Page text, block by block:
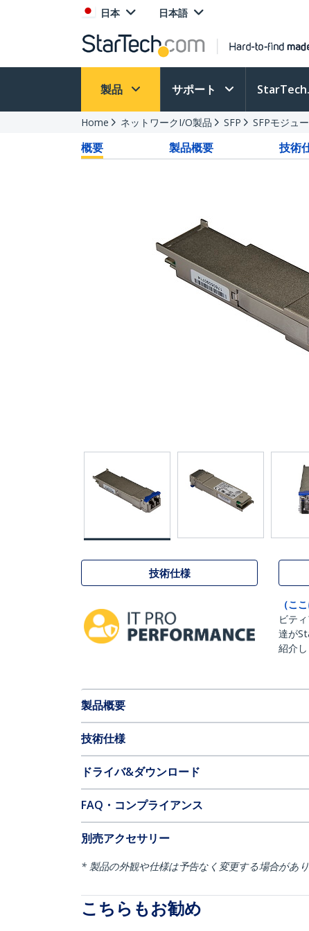
日本 日本語
製品 サポート
Home ネットワークI/O製品 SFP SFPモジュ
概要 製品概要 技術
技術仕様
（こ
ビテ
達が
紹介し
製品概要
技術仕様
ドライバ&ダウンロード
FAQ・コンプライアンス
別売アクセサリー
* 製品の外観や仕様は予告なく変更する場合があり
こちらもお勧め